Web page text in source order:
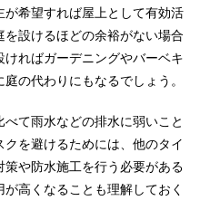
希望すれば屋上として有効活
設けるほどの余裕がない場合
ればガーデニングやバーベキ
の代わりにもなるでしょう。
て雨水などの排水に弱いこと
を避けるためには、他のタイ
や防水施工を行う必要がある
高くなることも理解しておく